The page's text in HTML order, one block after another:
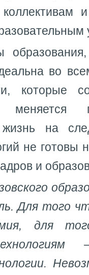
во
которые
меняется
на
не
и
Для того
для